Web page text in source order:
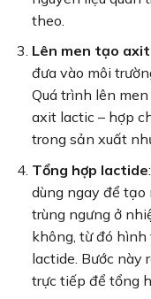
theo.
Lên men tạo
đưa vào môi
Quá trình lên
axit lactic – hợp
trong sản xuất
Tổng hợp lactide
dùng ngay để tạo
trùng ngưng ở
không, từ đó
lactide. Bước này
trực tiếp để tổng